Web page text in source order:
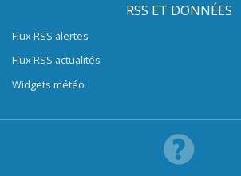
RSS ET DONNÉES
Flux RSS alertes
Flux RSS actualités
Widgets météo